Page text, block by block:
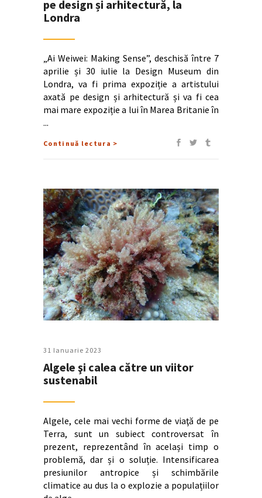
pe design și arhitectură, la
Londra
„Ai Weiwei: Making Sense”, deschisă între 7
aprilie și 30 iulie la Design Museum din
Londra, va fi prima expoziție a artistului
axată pe design și arhitectură și va fi cea
mai mare expoziție a lui în Marea Britanie în
Continuă lectura >
31 Ianuarie 2023
Algele şi calea către un viitor
sustenabil
Algele, cele mai vechi forme de viaţă de pe
Terra, sunt un subiect controversat în
prezent, reprezentând în același timp o
problemă, dar și o soluție. Intensificarea
presiunilor antropice și schimbările
climatice au dus la o explozie a populațiilor